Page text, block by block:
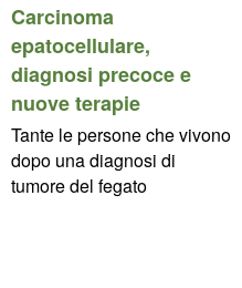
Carcinoma
epatocellulare,
diagnosi precoce e
nuove terapie
Tante le persone che vivono
dopo una diagnosi di
tumore del fegato